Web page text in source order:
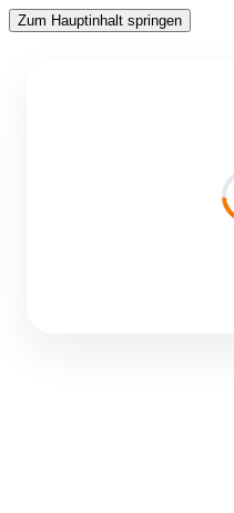
Zum Hauptinhalt springen